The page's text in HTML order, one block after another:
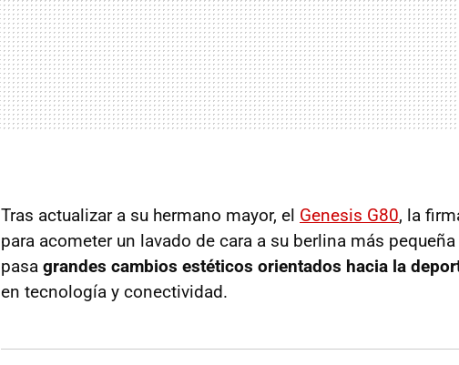
Tras actualizar a su hermano mayor, el Genesis G80, la
para acometer un lavado de cara a su berlina más
pasa grandes cambios estéticos orientados hacia la
en tecnología y conectividad.